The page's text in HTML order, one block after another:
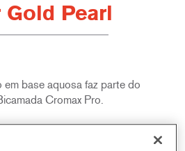
Gold Pearl
base aquosa faz parte do
Cromax Pro.